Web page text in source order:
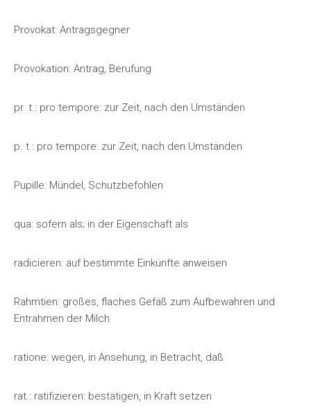
Provokat: Antragsgegner
Provokation: Antrag, Berufung
pr. t.: pro tempore: zur Zeit, nach den Umständen
p. t.: pro tempore: zur Zeit, nach den Umständen
Pupille: Mündel, Schutzbefohlen
qua: sofern als; in der Eigenschaft als
radicieren: auf bestimmte Einkünfte anweisen
Rahmtien: großes, flaches Gefäß zum Aufbewahren und
Entrahmen der Milch
ratione: wegen, in Ansehung, in Betracht, daß
rat.: ratifizieren: bestätigen, in Kraft setzen